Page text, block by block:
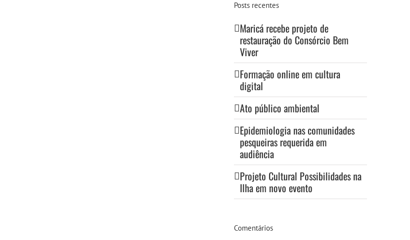
Posts recentes
Maricá recebe projeto de
restauração do Consórcio Bem
Viver
Formação online em cultura
digital
Ato público ambiental
Epidemiologia nas comunidades
pesqueiras requerida em
audiência
Projeto Cultural Possibilidades na
Ilha em novo evento
Comentários